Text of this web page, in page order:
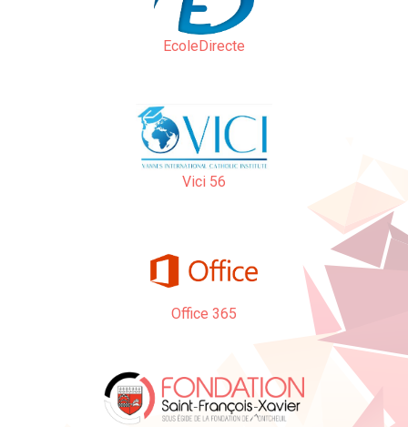
EcoleDirecte
Vici 56
Office 365